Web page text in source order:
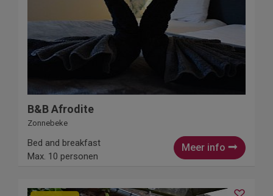
B&B Afrodite
Zonnebeke
Meer info
Bed and breakfast
Max. 10 personen